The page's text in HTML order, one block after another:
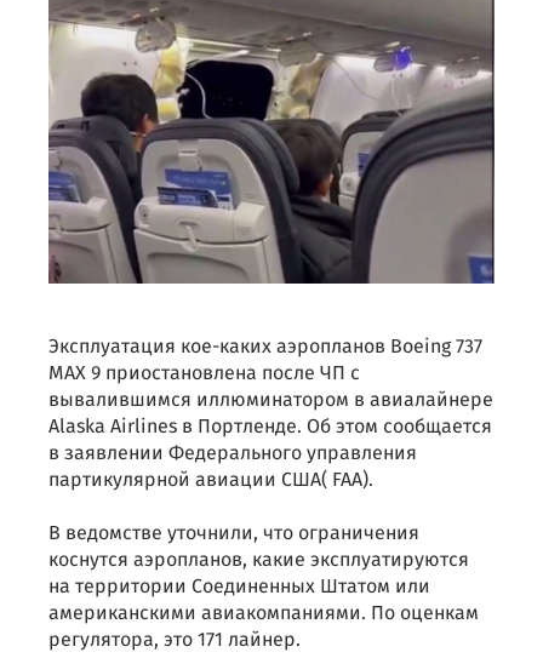
Эксплуатация кое-каких аэропланов Boeing 737
MAX 9 приостановлена после ЧП с
вывалившимся иллюминатором в авиалайнере
Alaska Airlines в Портленде. Об этом сообщается
в заявлении Федерального управления
партикулярной авиации США( FAA).
В ведомстве уточнили, что ограничения
коснутся аэропланов, какие эксплуатируются
на территории Соединенных Штатом или
американскими авиакомпаниями. По оценкам
регулятора, это 171 лайнер.